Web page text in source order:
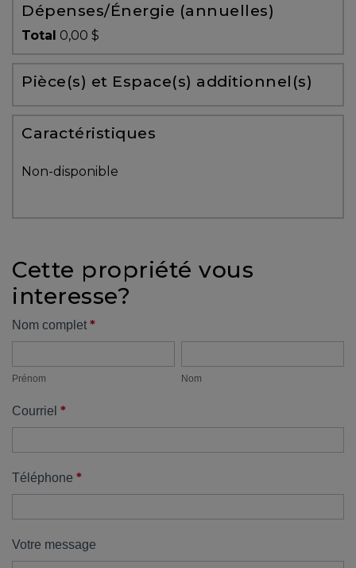
Alerte
immobilière
Avec
un
courtier
vous
protégé!
outils
pour
financement
propriétaire
UNE
DÉCISION
!
de
démarrage
:
Dépenses/Énergie (annuelles)
Total 0,00 $
Pièce(s) et Espace(s) additionnel(s)
Caractéristiques
Non-disponible
Cette propriété vous
interesse?
Formulaire
Nom complet *
Prénom Nom
Courriel *
Téléphone *
Votre message